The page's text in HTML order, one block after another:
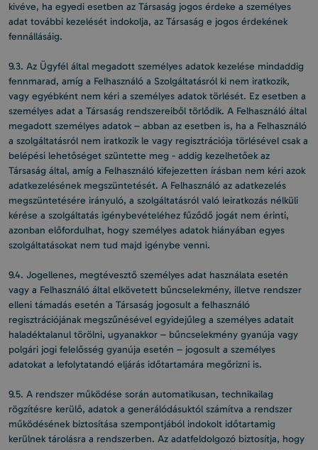
kivéve, ha egyedi esetben az Társaság jogos érdeke a személyes
adat további kezelését indokolja, az Társaság e jogos érdekének
fennállásáig.
9.3. Az Ügyfél által megadott személyes adatok kezelése mindaddig
fennmarad, amíg a Felhasználó a Szolgáltatásról ki nem iratkozik,
vagy egyébként nem kéri a személyes adatok törlését. Ez esetben a
személyes adat a Társaság rendszereiből törlődik. A Felhasználó által
megadott személyes adatok – abban az esetben is, ha a Felhasználó
a szolgáltatásról nem iratkozik le vagy regisztrációja törlésével csak a
belépési lehetőséget szüntette meg - addig kezelhetőek az
Társaság által, amíg a Felhasználó kifejezetten írásban nem kéri azok
adatkezelésének megszüntetését. A Felhasználó az adatkezelés
megszüntetésére irányuló, a szolgáltatásról való leiratkozás nélküli
kérése a szolgáltatás igénybevételéhez fűződő jogát nem érinti,
azonban előfordulhat, hogy személyes adatok hiányában egyes
szolgáltatásokat nem tud majd igénybe venni.
9.4. Jogellenes, megtévesztő személyes adat használata esetén
vagy a Felhasználó által elkövetett bűncselekmény, illetve rendszer
elleni támadás esetén a Társaság jogosult a felhasználó
regisztrációjának megszűnésével egyidejűleg a személyes adatait
haladéktalanul törölni, ugyanakkor – bűncselekmény gyanúja vagy
polgári jogi felelősség gyanúja esetén – jogosult a személyes
adatokat a lefolytatandó eljárás időtartamára megőrizni is.
9.5. A rendszer működése során automatikusan, technikailag
rögzítésre kerülő, adatok a generálódásuktól számítva a rendszer
működésének biztosítása szempontjából indokolt időtartamig
kerülnek tárolásra a rendszerben. Az adatfeldolgozó biztosítja, hogy